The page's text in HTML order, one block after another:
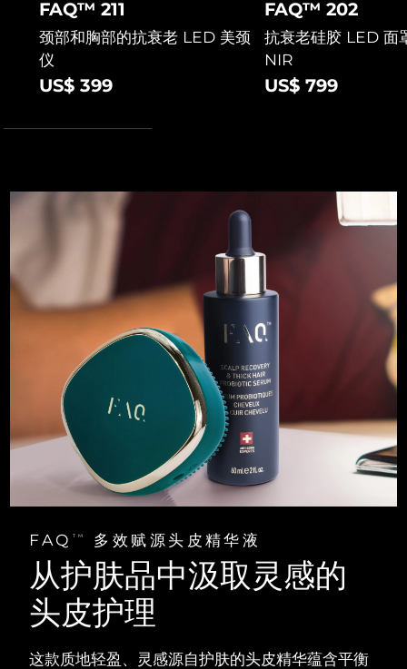
FAQ™ 211
颈部和胸部的抗衰老 LED 美颈
仪
US$ 399
FAQ™ 202
抗衰老硅胶 LED 面
NIR
US$ 799
FAQ TM 多效赋源头皮精华液
从护肤品中汲取灵感的
头皮护理
这款质地轻盈、灵感源自护肤的头皮精华蕴含平衡
斯洛伐克 预计送达日期11/8/26
斯洛文尼亚 预计送达日期
西班牙 预计送达日期11/8/26
瑞士 预计送达日期
台湾
预计送达日期
土耳其 预计送达日期
阿拉伯联合酋长国
预计送达日期
美国
乌兹别克斯坦 预计送达日期16/8/26
越南